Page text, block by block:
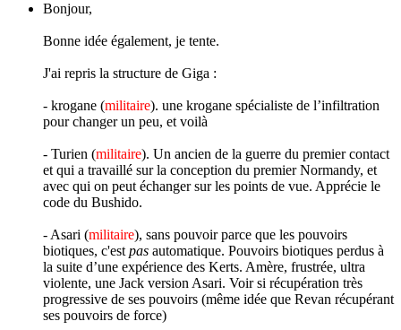
Bonjour,
Bonne idée également, je tente.
J'ai repris la structure de Giga :
- krogane (militaire). une krogane spécialiste de l’infiltration
pour changer un peu, et voilà
- Turien (militaire). Un ancien de la guerre du premier contact
et qui a travaillé sur la conception du premier Normandy, et
avec qui on peut échanger sur les points de vue. Apprécie le
code du Bushido.
- Asari (militaire), sans pouvoir parce que les pouvoirs
biotiques, c'est pas automatique. Pouvoirs biotiques perdus à
la suite d’une expérience des Kerts. Amère, frustrée, ultra
violente, une Jack version Asari. Voir si récupération très
progressive de ses pouvoirs (même idée que Revan récupérant
ses pouvoirs de force)